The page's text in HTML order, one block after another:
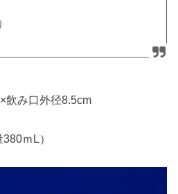
飲み口外径8.5cm
ｍL）